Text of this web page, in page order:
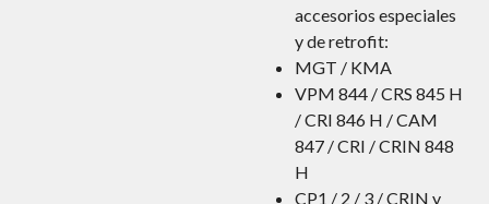
accesorios especiales
y de retrofit:
MGT / KMA
VPM 844 / CRS 845 H
/ CRI 846 H / CAM
847 / CRI / CRIN 848
H
CP1 / 2 / 3 / CRIN y